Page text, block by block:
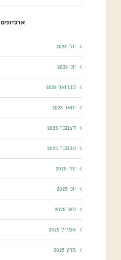
ארכיונים
יולי 2026
יוני 2026
פברואר 2026
ינואר 2026
דצמבר 2025
נובמבר 2025
יולי 2025
יוני 2025
מאי 2025
אפריל 2025
מרץ 2025